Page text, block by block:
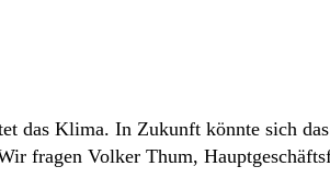
das Klima. In Zukunft könnte sich
fragen Volker Thum,